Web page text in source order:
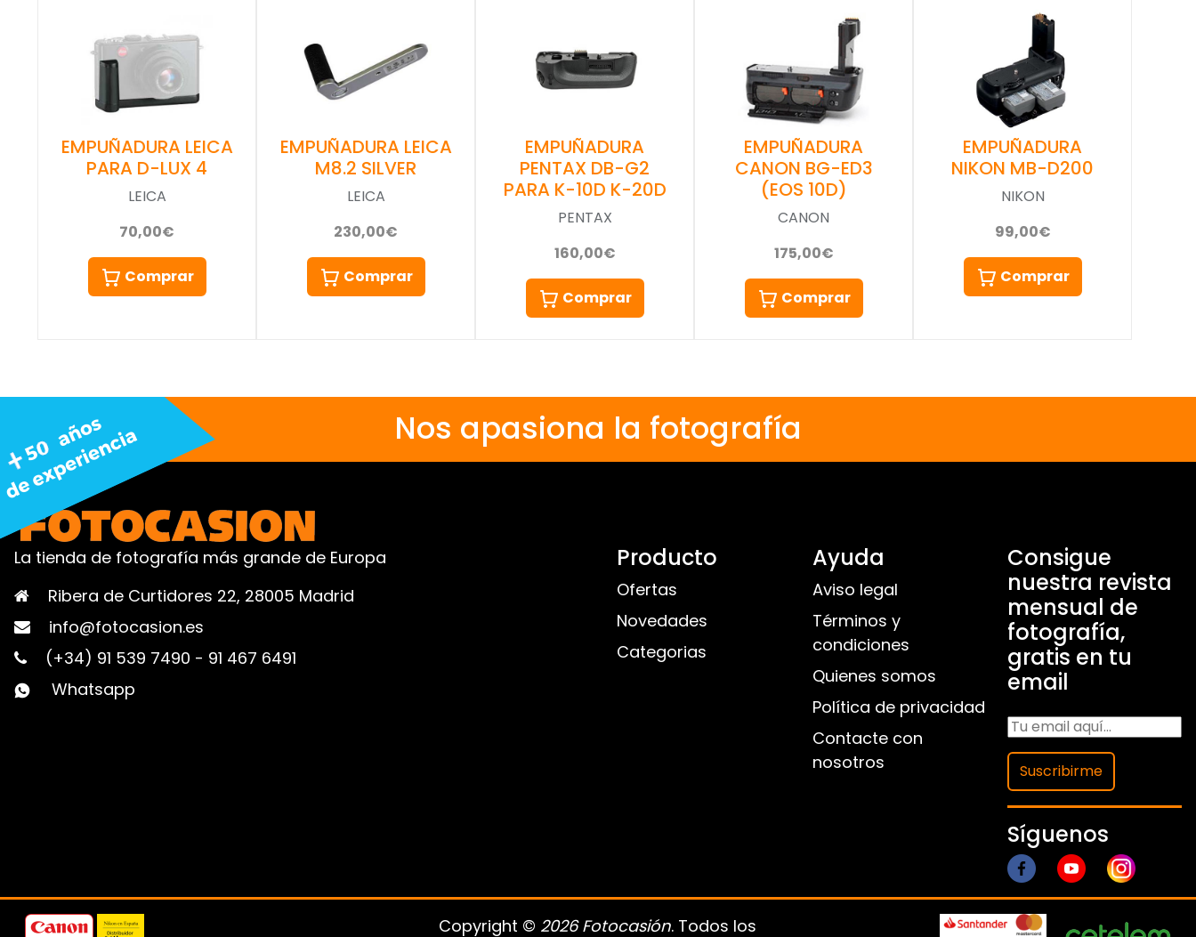
EMPUÑADURA LEICA
PARA D-LUX 4
LEICA
70,00€
Comprar
EMPUÑADURA LEICA
M8.2 SILVER
LEICA
230,00€
Comprar
EMPUÑADURA
PENTAX DB-G2
PARA K-10D K-20D
PENTAX
160,00€
Comprar
EMPUÑADURA
CANON BG-ED3
(EOS 10D)
CANON
175,00€
Comprar
EMPUÑADURA
NIKON MB-D200
NIKON
99,00€
Comprar
Nos apasiona la fotografía
La tienda de fotografía más grande de Europa
Ribera de Curtidores 22, 28005 Madrid
info@fotocasion.es
(+34) 91 539 7490 - 91 467 6491
Whatsapp
Producto
Ofertas
Novedades
Categorias
Ayuda
Aviso legal
Términos y
condiciones
Quienes somos
Política de privacidad
Contacte con
nosotros
Consigue
nuestra revista
mensual de
fotografía,
gratis en tu
email
Suscribirme
Síguenos
Copyright © 2026 Fotocasión. Todos los